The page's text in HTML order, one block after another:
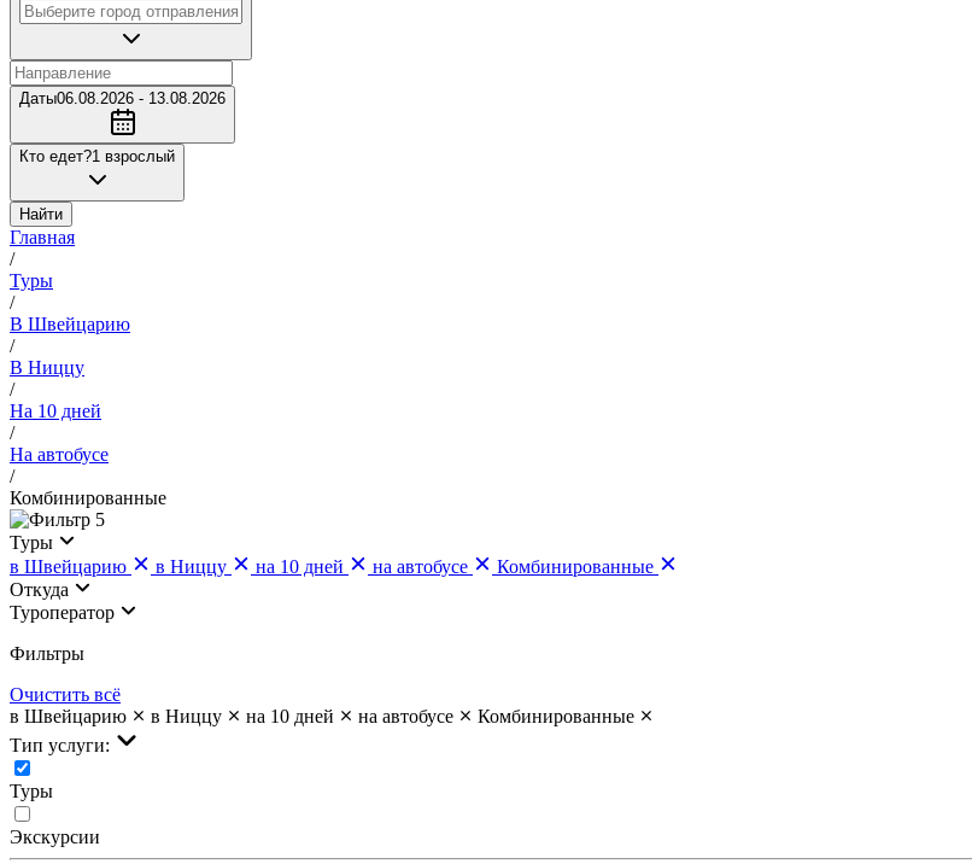
Даты06.08.2026 - 13.08.2026
Кто едет?1 взрослый
Найти
Главная
/
Туры
/
В Швейцарию
/
В Ниццу
/
На 10 дней
/
На автобусе
/
Комбинированные
5
Туры
в Швейцарию
в Ниццу на 10 дней на автобусе
Комбинированные
Откуда
Туроператор
Фильтры
Очистить всё
в Швейцарию
в Ниццу на 10 дней на автобусе
Комбинированные
Тип услуги:
Туры
Экскурсии